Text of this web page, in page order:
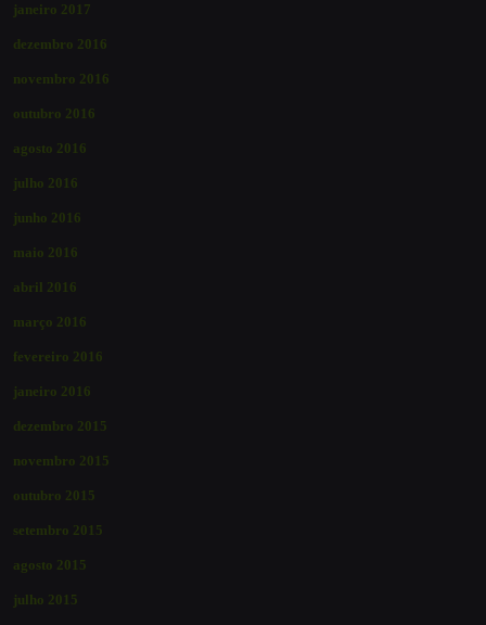
janeiro 2017
dezembro 2016
novembro 2016
outubro 2016
agosto 2016
julho 2016
junho 2016
maio 2016
abril 2016
março 2016
fevereiro 2016
janeiro 2016
dezembro 2015
novembro 2015
outubro 2015
setembro 2015
agosto 2015
julho 2015